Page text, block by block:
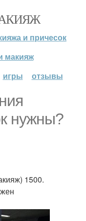
и причесок
макияж
игры отзывы
нужны?
1500.